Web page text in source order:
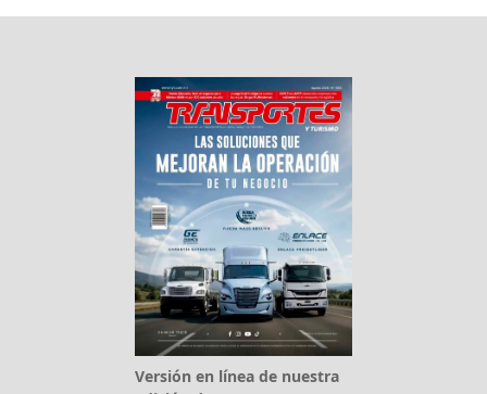
Versión en línea de nuestra